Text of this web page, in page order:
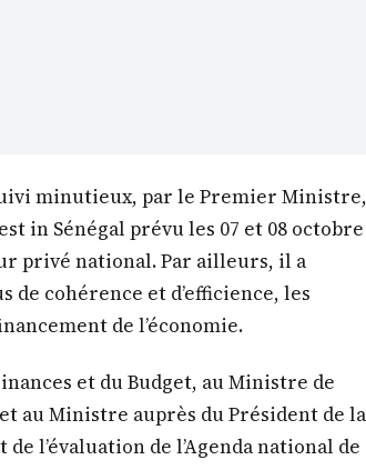
sous la supervision du Premier
des instruments de
BHS, LBA, FONAMIF, DER/FJ…).
de consolider une économie
des ressources nationales. 1 Dans
sur nos propres forces à travers
nouvelle politique agricole et de
du secteur de l’énergie,